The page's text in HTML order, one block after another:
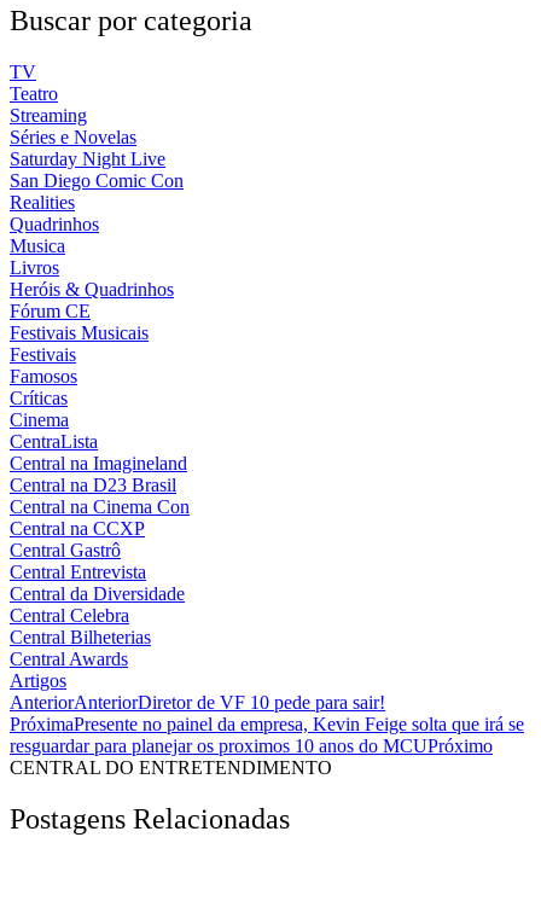
Buscar por categoria
TV
Teatro
Streaming
Séries e Novelas
Saturday Night Live
San Diego Comic Con
Realities
Quadrinhos
Musica
Livros
Heróis & Quadrinhos
Fórum CE
Festivais Musicais
Festivais
Famosos
Críticas
Cinema
CentraLista
Central na Imagineland
Central na D23 Brasil
Central na Cinema Con
Central na CCXP
Central Gastrô
Central Entrevista
Central da Diversidade
Central Celebra
Central Bilheterias
Central Awards
Artigos
AnteriorAnteriorDiretor de VF 10 pede para sair!
PróximaPresente no painel da empresa, Kevin Feige solta que irá se
resguardar para planejar os proximos 10 anos do MCUPróximo
CENTRAL DO ENTRETENDIMENTO
Postagens Relacionadas